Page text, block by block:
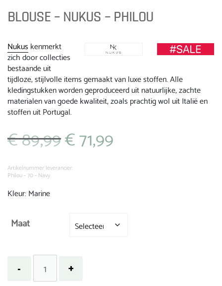
BLOUSE – NUKUS – PHILOU
Nukuskenmerkt
zich door collecties
bestaande uit
tijdloze, stijlvolle items gemaakt van luxe stoffen. Alle
kledingstukken worden geproduceerd uit natuurlijke, zachte
materialen van goede kwaliteit, zoals prachtig wol uit Italië en
stoffen uit Portugal.
€89,99 Oorspronkelijke
prijs
€ 89,99.
€71,99
Artikelnummer leverancier:
Philou - 70 - Navy
Kleur: Marine
Maat